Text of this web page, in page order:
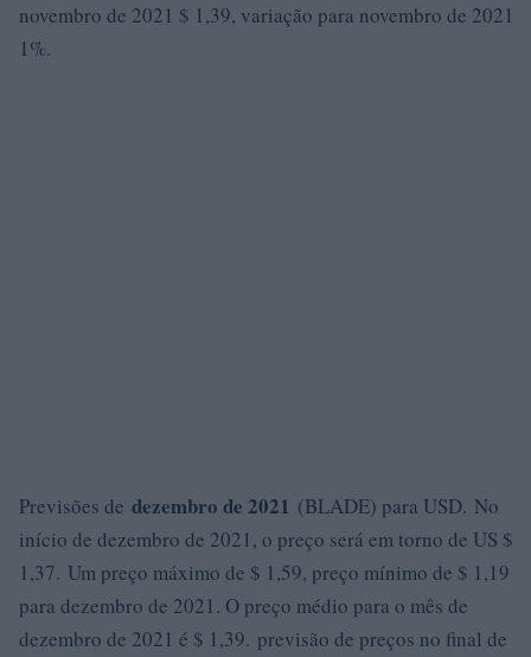
novembro de 2021 $ 1,39, variação para novembro de 2021
1%.
Previsões de dezembro de 2021 (BLADE) para USD. No
início de dezembro de 2021, o preço será em torno de US $
1,37. Um preço máximo de $ 1,59, preço mínimo de $ 1,19
para dezembro de 2021. O preço médio para o mês de
dezembro de 2021 é $ 1,39. previsão de preços no final de